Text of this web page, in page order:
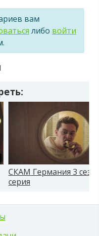
вам
либо войти
СКАМ Германия 3
серия